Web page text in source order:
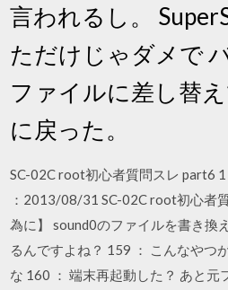
言われるし。
ただけじゃダメで
ファイルに差し替
に戻った。
SC-02C root初心者質問スレ part6
：2013/08/31 SC-02C root初心者
為に】 sound0のファイルを書き換
るんですよね？ 159 ： こんなやつ
な 160 ： 端末再起動した？ あと元